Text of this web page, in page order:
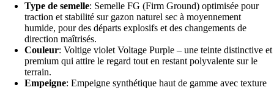
Type de semelle: Semelle FG (Firm Ground) optimisée pour
traction et stabilité sur gazon naturel sec à moyennement
humide, pour des départs explosifs et des changements de
direction maîtrisés.
Couleur: Voltige violet Voltage Purple – une teinte distinctive et
premium qui attire le regard tout en restant polyvalente sur le
terrain.
Empeigne: Empeigne synthétique haut de gamme avec texture